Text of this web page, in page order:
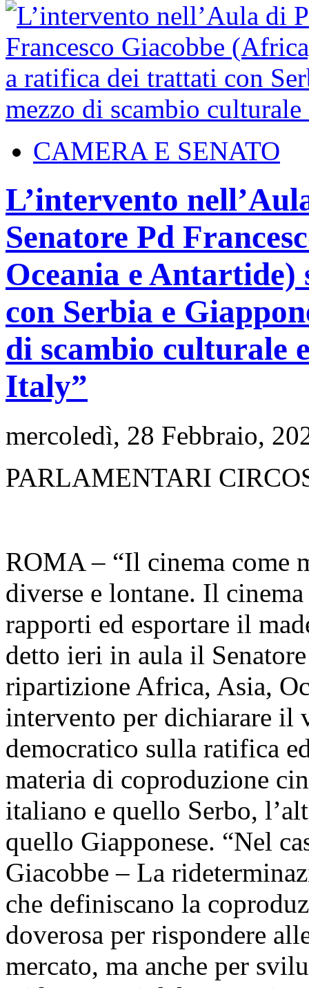
CAMERA E SENATO
L’intervento
Senatore Pd
Oceania e
con Serbia e
di scambio culturale
Italy”
mercoledì, 28 Febbraio,
PARLAMENTARI
ROMA – “Il cinema come
diverse e lontane. Il
rapporti ed esportare il
detto ieri in aula il
ripartizione Africa, Asia,
intervento per dichiarare il
democratico sulla ratifica
materia di coproduzione
italiano e quello Serbo,
quello Giapponese. “Nel
Giacobbe – La
che definiscano la
doverosa per rispondere
mercato, ma anche per